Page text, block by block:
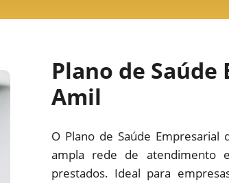
Plano de
Amil
O Plano de Saúde
ampla rede de atendimento
prestados. Ideal para